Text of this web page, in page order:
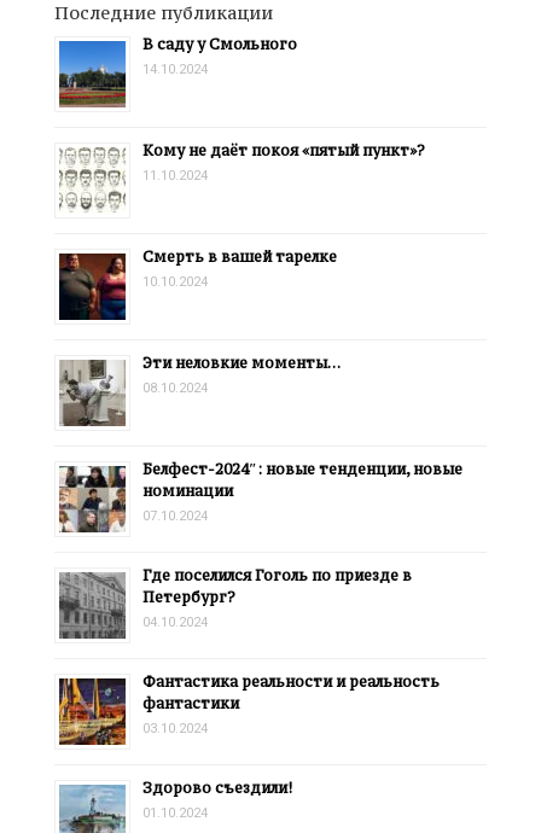
Последние публикации
В саду у Смольного
14.10.2024
Кому не даёт покоя «пятый пункт»?
11.10.2024
Смерть в вашей тарелке
10.10.2024
Эти неловкие моменты…
08.10.2024
Белфест-2024″: новые тенденции, новые
номинации
07.10.2024
Где поселился Гоголь по приезде в
Петербург?
04.10.2024
Фантастика реальности и реальность
фантастики
03.10.2024
Здорово съездили!
01.10.2024